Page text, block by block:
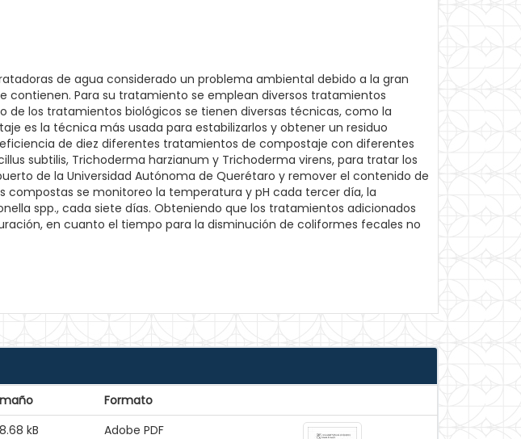
de agua considerado un problema ambiental debido a la gran
Para su tratamiento se emplean diversos tratamientos
los tratamientos biológicos se tienen diversas técnicas, como la
es la técnica más usada para estabilizarlos y obtener un residuo
de diez diferentes tratamientos de compostaje con diferentes
subtilis, Trichoderma harzianum y Trichoderma virens, para tratar los
de la Universidad Autónoma de Querétaro y remover el contenido de
compostas se monitoreo la temperatura y pH cada tercer día, la
spp., cada siete días. Obteniendo que los tratamientos adicionados
en cuanto el tiempo para la disminución de coliformes fecales no
Formato
kB Adobe PDF